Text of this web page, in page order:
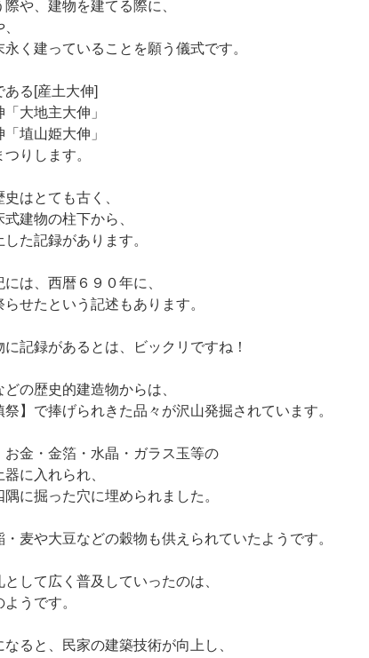
や、建物を建てる際に、
く建っていることを願う儀式です。
ある[産土大伸]
大地主大伸」
埴山姫大伸」
りします。
史はとても古く、
建物の柱下から、
した記録があります。
は、西暦６９０年に、
せたという記述もあります。
記録があるとは、ビックリですね！
の歴史的建造物からは、
】で捧げられきた品々が沢山発掘されています。
お金・金箔・水晶・ガラス玉等の
に入れられ、
に掘った穴に埋められました。
・麦や大豆などの穀物も供えられていたようです。
して広く普及していったのは、
うです。
ると、民家の建築技術が向上し、